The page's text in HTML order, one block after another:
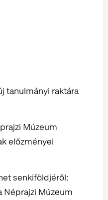
tanulmányi raktára
Múzeum
előzményei
senkiföldjéről:
Néprajzi Múzeum